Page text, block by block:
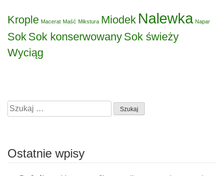
Krople Macerat Maść Mikstura Miodek Nalewka Napar
Sok Sok konserwowany Sok świeży
Wyciąg
Szukaj:
Ostatnie wpisy